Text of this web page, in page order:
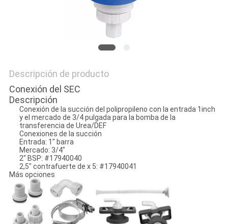
Descripción de producto
Conexión del SEC
Descripción
Conexión de la succión del polipropileno con la entrada 1inch
y el mercado de 3/4 pulgada para la bomba de la
transferencia de Urea/DEF
Conexiones de la succión
Entrada: 1" barra
Mercado: 3/4"
2" BSP: #17940040
2,5" contrafuerte de x 5: #17940041
Más opciones